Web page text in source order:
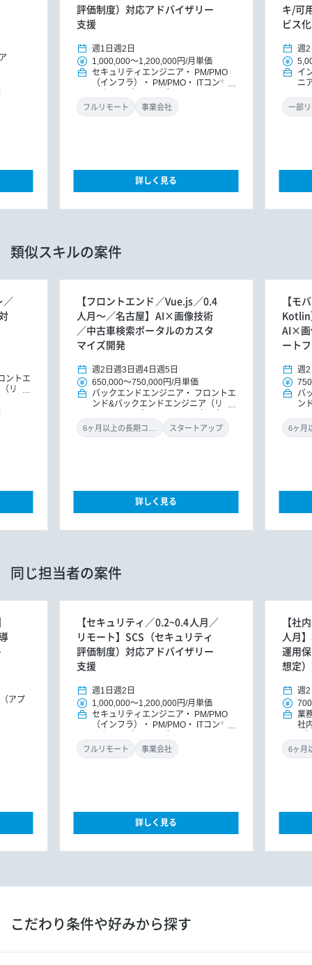
評価制度）対応アドバイザリー
支援
週1日 週2日
1,000,000～1,200,000円/月単価
セキュリティエンジニア
PM/PMO
（インフラ）
PM/PMO
ITコンサ
ント
DXコンサルタント
フルリモート 事業会社
詳しく見る
キ/可
ビス化
週2
イ
ニ
ラ
一部
類似スキルの案件
／
ントエ
リー
【フロントエンド／Vue.js／0.4
人月～／名古屋】AI×画像技術
／中古車検索ポータルのカスタ
マイズ開発
週2日 週3日 週4日 週5日
650,000～750,000円/月単価
バックエンドエンジニア
フロントエ
ンド&バックエンドエンジニア（リー
リ）
PM/PMO スタートアップ
詳しく見る
【モ
Kotlin
AI×画
ート
週2
バ
ン
リ
同じ担当者の案件
アプ
【セキュリティ／0.2~0.4人月／
リモート】SCS（セキュリティ
評価制度）対応アドバイザリー
支援
週1日 週2日
1,000,000～1,200,000円/月単価
セキュリティエンジニア
PM/PMO
（インフラ）
PM/PMO
ITコンサ
ント
DXコンサルタント
フルリモート 事業会社
詳しく見る
【社
人月
運用
想定）
週2
業
社
O
こだわり条件や好みから探す